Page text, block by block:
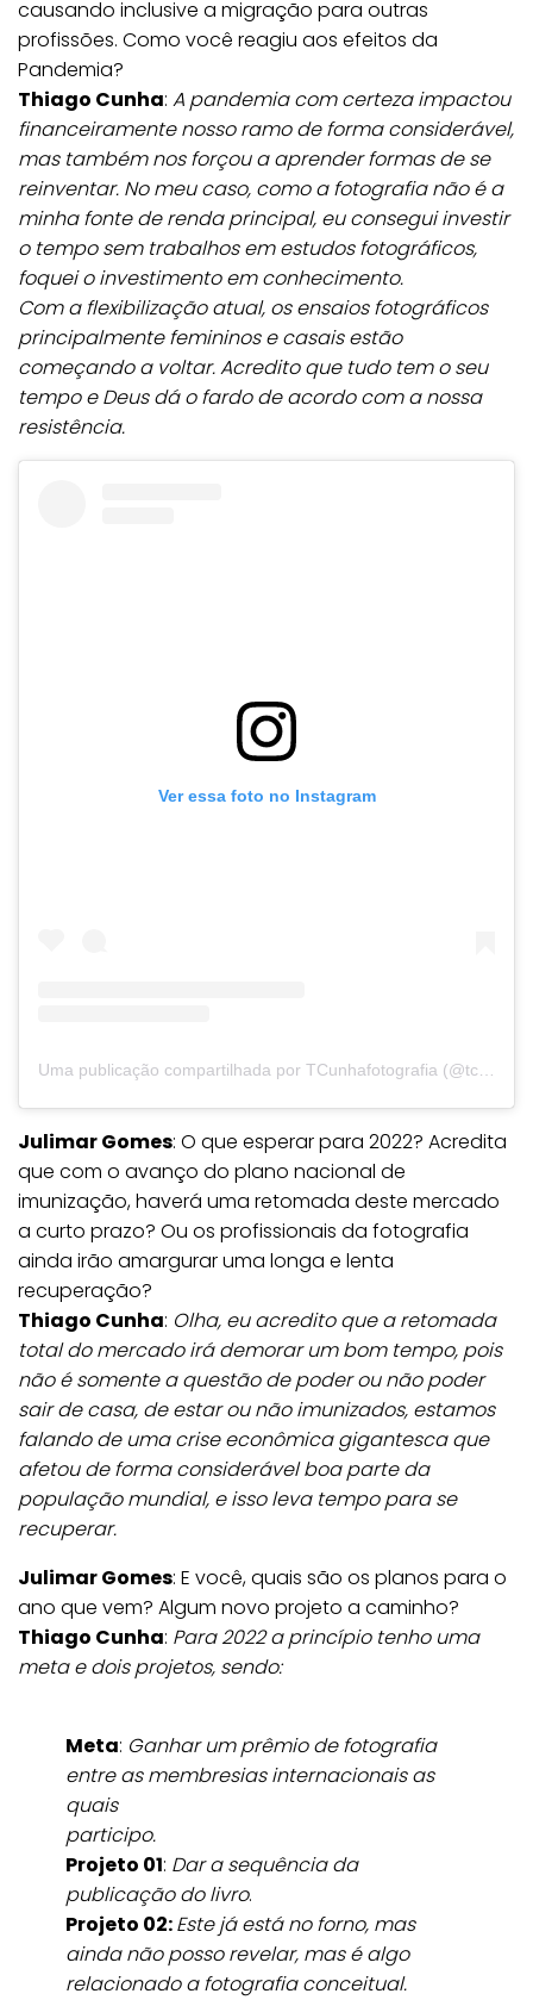
causando inclusive a migração para outras
profissões. Como você reagiu aos efeitos da
Pandemia?
Thiago Cunha: A pandemia com certeza impactou
financeiramente nosso ramo de forma considerável,
mas também nos forçou a aprender formas de se
reinventar. No meu caso, como a fotografia não é a
minha fonte de renda principal, eu consegui investir
o tempo sem trabalhos em estudos fotográficos,
foquei o investimento em conhecimento.
Com a flexibilização atual, os ensaios fotográficos
principalmente femininos e casais estão
começando a voltar. Acredito que tudo tem o seu
tempo e Deus dá o fardo de acordo com a nossa
resistência.
Ver essa foto no Instagram
Uma publicação compartilhada por TCunhafotografia (@tcunhafotografia)
Julimar Gomes: O que esperar para 2022? Acredita
que com o avanço do plano nacional de
imunização, haverá uma retomada deste mercado
a curto prazo? Ou os profissionais da fotografia
ainda irão amargurar uma longa e lenta
recuperação?
Thiago Cunha: Olha, eu acredito que a retomada
total do mercado irá demorar um bom tempo, pois
não é somente a questão de poder ou não poder
sair de casa, de estar ou não imunizados, estamos
falando de uma crise econômica gigantesca que
afetou de forma considerável boa parte da
população mundial, e isso leva tempo para se
recuperar.
Julimar Gomes: E você, quais são os planos para o
ano que vem? Algum novo projeto a caminho?
Thiago Cunha: Para 2022 a princípio tenho uma
meta e dois projetos, sendo:
Meta: Ganhar um prêmio de fotografia
entre as membresias internacionais as
quais
participo.
Projeto 01: Dar a sequência da
publicação do livro.
Projeto 02:Este já está no forno, mas
ainda não posso revelar, mas é algo
relacionado a fotografia conceitual.